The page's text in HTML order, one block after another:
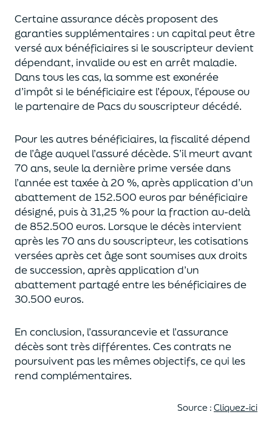
Certaine assurance décès proposentdes
garanties supplémentaires : un capitalpeut être
versé aux bénéficiaires si le souscripteur devient
dépendant, invalide ouest en arrêt maladie.
Dans tous les cas, la somme est exonérée
d’impôt si le bénéficiaire est l’époux, l’épouse ou
le partenaire de Pacsdu souscripteur décédé.
Pour les autres bénéficiaires, la fiscalité dépend
de l’âgeauquell’assuré décède. S’il meurt avant
70 ans, seule la dernière prime versée dans
l’année esttaxée à 20 %, après application d’un
abattement de 152.500 euros par bénéficiaire
désigné, puis à 31,25 % pour la fraction au-delà
de852.500 euros. Lorsque le décès intervient
après les 70 ans du souscripteur, les cotisations
versées après cet âge sont soumises aux droits
de succession, après application d’un
abattement partagé entre les bénéficiaires de
30.500 euros.
En conclusion, l’assurancevie et l’assurance
décès sont très différentes. Ces contrats ne
poursuivent pas les mêmes objectifs, ce qui les
rend complémentaires.
Source : Cliquez-ici